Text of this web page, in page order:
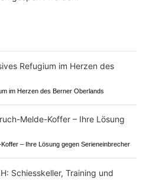
im Herzen des Berner Oberlands
– Ihre Lösung gegen Serieneinbrecher